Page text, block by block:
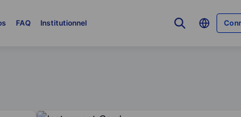
FAQ Institutionnel